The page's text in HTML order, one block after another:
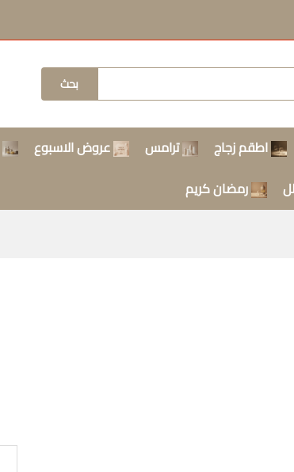
بحث
اطقم زجاج ترامس عروض الاسبوع
رمضان كريم